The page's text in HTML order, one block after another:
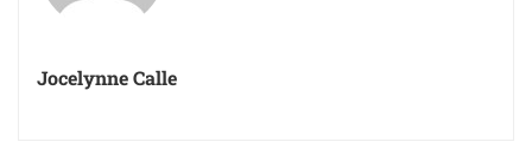
Jocelynne Calle